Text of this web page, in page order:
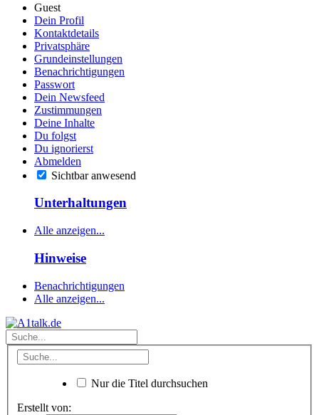
Guest
Dein Profil
Kontaktdetails
Privatsphäre
Grundeinstellungen
Benachrichtigungen
Passwort
Dein Newsfeed
Zustimmungen
Deine Inhalte
Du folgst
Du ignorierst
Abmelden
Sichtbar anwesend
Unterhaltungen
Alle anzeigen...
Hinweise
Benachrichtigungen
Alle anzeigen...
Nur die Titel durchsuchen
Erstellt von: